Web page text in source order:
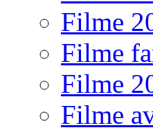
Filme
Filme
Filme
Filme